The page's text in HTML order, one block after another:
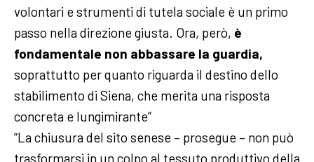
volontari e strumenti di tutela sociale è un primo
passo nella direzione giusta. Ora, però, è
fondamentale non abbassare la guardia,
soprattutto per quanto riguarda il destino dello
stabilimento di Siena, che merita una risposta
concreta e lungimirante”
“La chiusura del sito senese – prosegue – non può
trasformarsi in un colpo al tessuto produttivo della